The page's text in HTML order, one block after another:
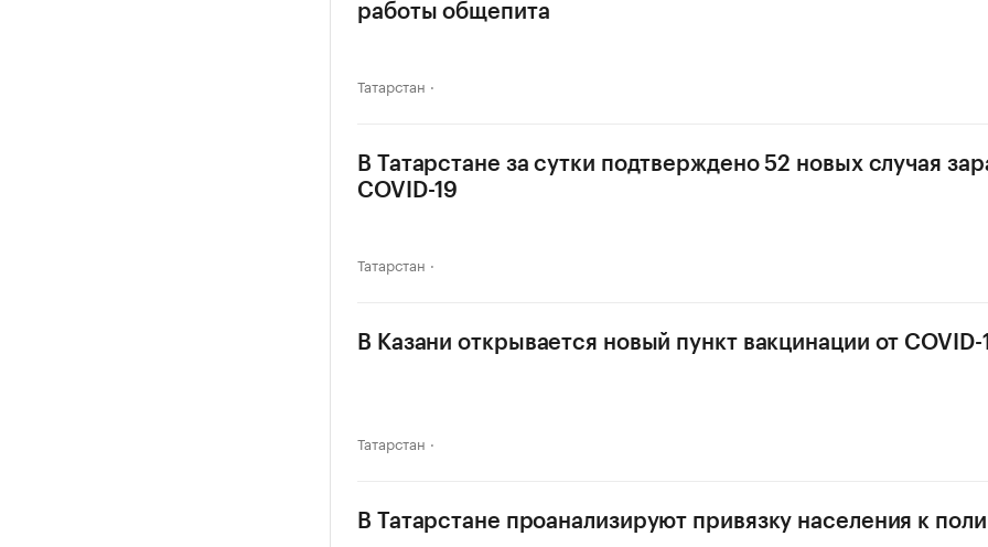
работы общепита
Татарстан
В Татарстане за сутки подтверждено 52 новых случая
COVID-19
Татарстан
В Казани открывается новый пункт вакцинации от COVID-
Татарстан
В Татарстане проанализируют привязку населения к